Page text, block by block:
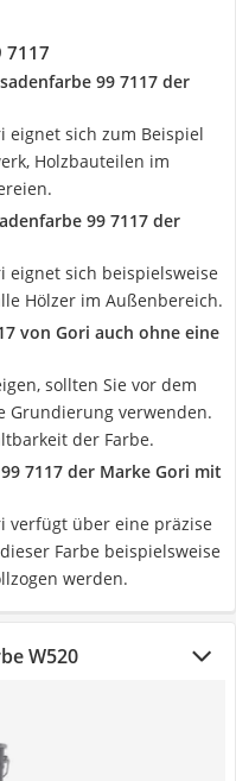
7117
99 7117 der
eignet sich zum Beispiel
Holzbauteilen im
99 7117 der
eignet sich beispielsweise
Hölzer im Außenbereich.
von Gori auch ohne eine
sollten Sie vor dem
Grundierung verwenden.
der Farbe.
7117 der Marke Gori mit
verfügt über eine präzise
Farbe beispielsweise
werden.
W520